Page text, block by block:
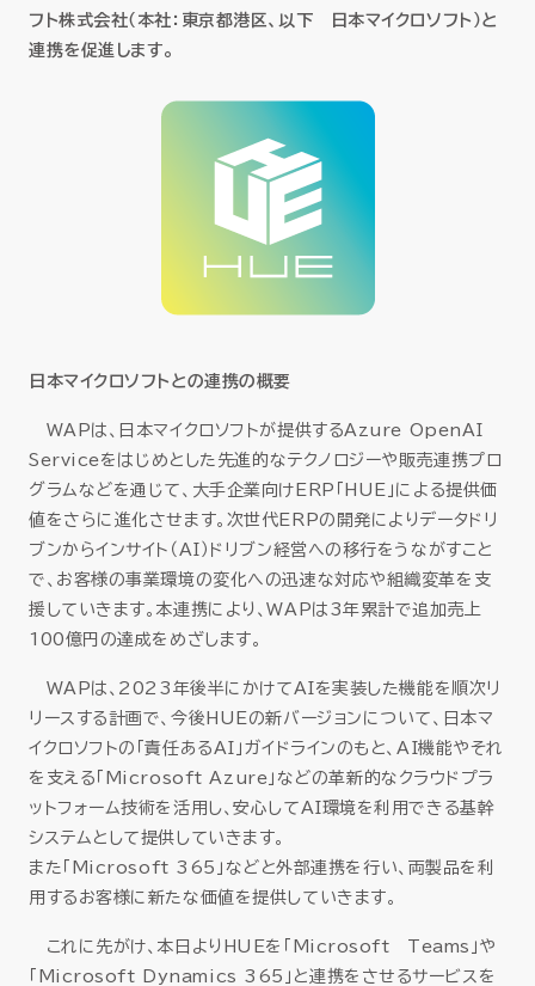
採用
EN
フト株式会社（本社：東京都港区、以下 日本マイクロソフト）と
連携を促進します。
日本マイクロソフトとの連携の概要
WAPは、日本マイクロソフトが提供するAzure OpenAI
Serviceをはじめとした先進的なテクノロジーや販売連携プロ
グラムなどを通じて、大手企業向けERP「HUE」による提供価
値をさらに進化させます。次世代ERPの開発によりデータドリ
ブンからインサイト（AI）ドリブン経営への移行をうながすこと
で、お客様の事業環境の変化への迅速な対応や組織変革を支
援していきます。本連携により、WAPは3年累計で追加売上
100億円の達成をめざします。
WAPは、2023年後半にかけてAIを実装した機能を順次リ
リースする計画で、今後HUEの新バージョンについて、日本マ
イクロソフトの「責任あるAI」ガイドラインのもと、AI機能やそれ
を支える「Microsoft Azure」などの革新的なクラウドプラ
ットフォーム技術を活用し、安心してAI環境を利用できる基幹
システムとして提供していきます。
また「Microsoft 365」などと外部連携を行い、両製品を利
用するお客様に新たな価値を提供していきます。
これに先がけ、本日よりHUEを「Microsoft Teams」や
「Microsoft Dynamics 365」と連携をさせるサービスを